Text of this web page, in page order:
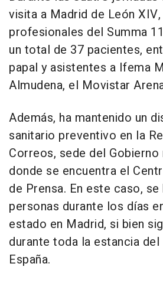
visita a Madrid de León
profesionales del Summa
un total de 37 pacientes,
papal y asistentes a Ifema
Almudena, el Movistar
Además, ha mantenido un
sanitario preventivo en la
Correos, sede del Gobierno
donde se encuentra el
de Prensa. En este caso,
personas durante los días
estado en Madrid, si bien
durante toda la estancia
España.